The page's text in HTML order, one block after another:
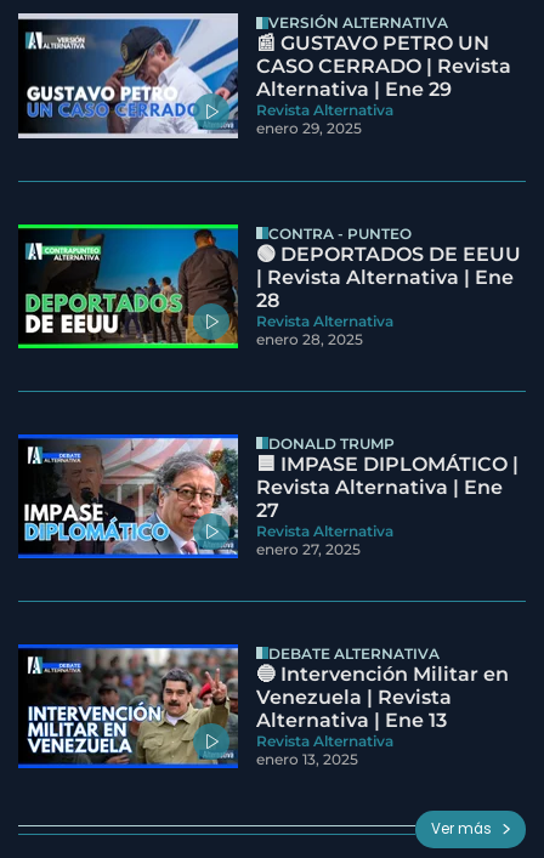
VERSIÓN ALTERNATIVA
📰 GUSTAVO PETRO UN
CASO CERRADO | Revista
Alternativa | Ene 29
Revista Alternativa
enero 29, 2025
CONTRA - PUNTEO
🟢 DEPORTADOS DE EEUU
| Revista Alternativa | Ene
28
Revista Alternativa
enero 28, 2025
DONALD TRUMP
🟦 IMPASE DIPLOMÁTICO |
Revista Alternativa | Ene
27
Revista Alternativa
enero 27, 2025
DEBATE ALTERNATIVA
🔵 Intervención Militar en
Venezuela | Revista
Alternativa | Ene 13
Revista Alternativa
enero 13, 2025
Ver más